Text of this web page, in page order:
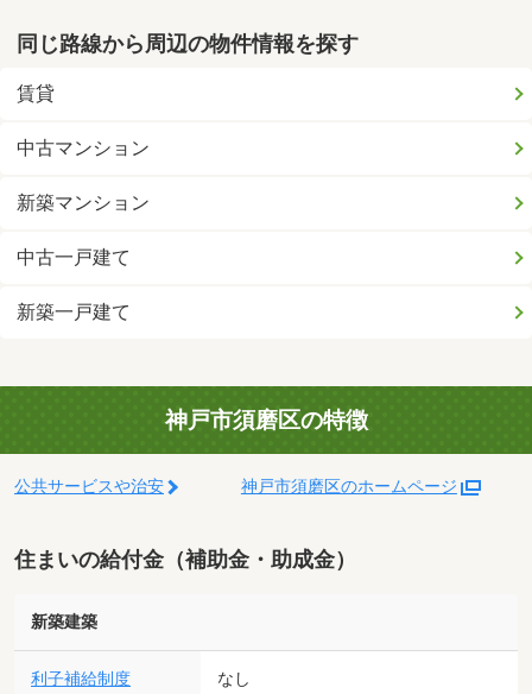
同じ路線から周辺の物件情報を探す
賃貸
中古マンション
新築マンション
中古一戸建て
新築一戸建て
神戸市須磨区の特徴
公共サービスや治安 神戸市須磨区のホームページ
住まいの給付金（補助金・助成金）
新築建築
利子補給制度 なし